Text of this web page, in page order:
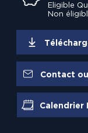
Eligible
Non
Contact
Calendrier